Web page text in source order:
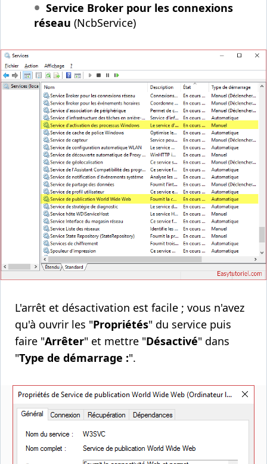
Service Broker pour les connexions
réseau (NcbService)
L'arrêt et désactivation est facile ; vous n'avez
qu'à ouvrir les "Propriétés" du service puis
faire "Arrêter" et mettre "Désactivé" dans
"Type de démarrage :".